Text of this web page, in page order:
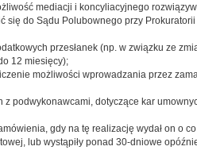
mediacji i koncyliacyjnego
się do Sądu Polubownego przy
przesłanek (np. w związku ze
12 miesięcy);
możliwości wprowadzania przez
dotyczące kar
gdy na tę realizację wydał on o
lub wystąpiły ponad 30-dniowe